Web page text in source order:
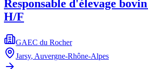
Responsable d'élevage
H/F
GAEC du Rocher
Jarsy, Auvergne-Rhône-Alpes